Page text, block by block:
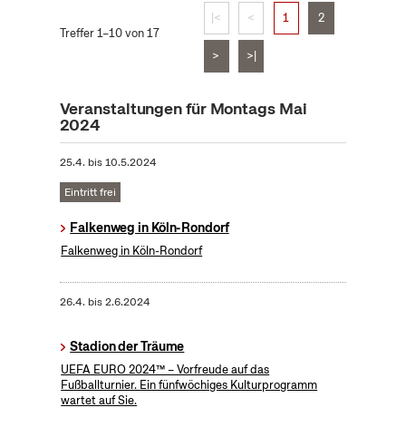
Treffer 1–10 von 17
|< < 1 2
> >|
Veranstaltungen für Montags Mai
2024
25.4. bis10.5.2024
Eintritt frei
Falkenweg in Köln-Rondorf
Falkenweg in Köln-Rondorf
26.4. bis2.6.2024
Stadion der Träume
UEFA EURO 2024™ – Vorfreude auf das
Fußballturnier. Ein fünfwöchiges Kulturprogramm
wartet auf Sie.